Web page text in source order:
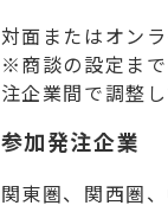
対面またはオン
※商談の設定ま
注企業間で調整
参加発注企業
関東圏、関西圏